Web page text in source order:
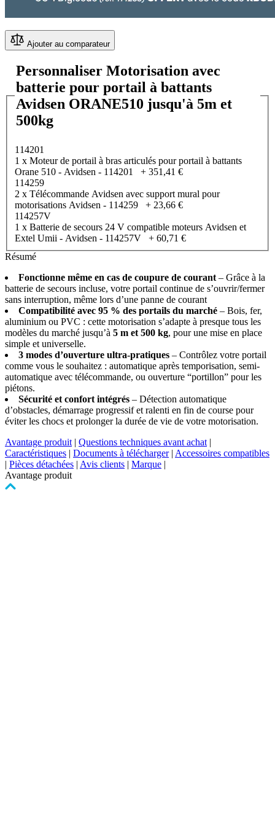
Ajouter au comparateur
Personnaliser Motorisation avec
batterie pour portail à battants
Avidsen ORANE510 jusqu'à 5m et
500kg
114201
1 x Moteur de portail à bras articulés pour portail à battants
Orane 510 - Avidsen - 114201
+ 351,41 €
114259
2 x Télécommande Avidsen avec support mural pour
motorisations Avidsen - 114259
+ 23,66 €
114257V
1 x Batterie de secours 24 V compatible moteurs Avidsen et
Extel Umii - Avidsen - 114257V
+ 60,71 €
Résumé
Fonctionne même en cas de coupure de courant – Grâce à la
batterie de secours incluse, votre portail continue de s’ouvrir/fermer
sans interruption, même lors d’une panne de courant
Compatibilité avec 95 % des portails du marché – Bois, fer,
aluminium ou PVC : cette motorisation s’adapte à presque tous les
modèles du marché jusqu’à 5 m et 500 kg, pour une mise en place
simple et universelle.
3 modes d’ouverture ultra-pratiques – Contrôlez votre portail
comme vous le souhaitez : automatique après temporisation, semi-
automatique avec télécommande, ou ouverture “portillon” pour les
piétons.
Sécurité et confort intégrés – Détection automatique
d’obstacles, démarrage progressif et ralenti en fin de course pour
éviter les chocs et prolonger la durée de vie de votre motorisation.
Avantage produit | Questions techniques avant achat |
Caractéristiques | Documents à télécharger | Accessoires compatibles
| Pièces détachées | Avis clients | Marque |
Avantage produit